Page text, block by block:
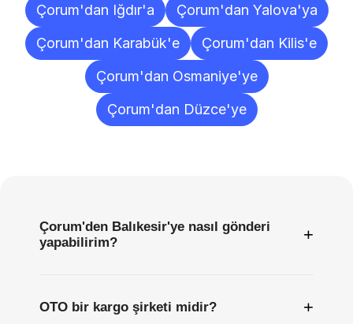
Çorum'dan Iğdır'a
Çorum'dan Yalova'ya
Çorum'dan Karabük'e
Çorum'dan Kilis'e
Çorum'dan Osmaniye'ye
Çorum'dan Düzce'ye
Çorum'den Balıkesir'ye nasıl gönderi
yapabilirim?
+
OTO bir kargo şirketi midir? +